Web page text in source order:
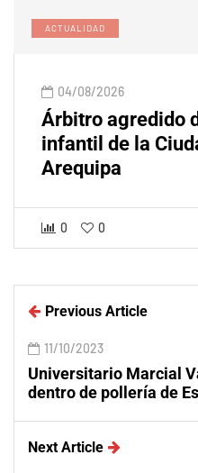
ACTUALIDAD
04/08/2026
Árbitro agredido
infantil de la
Arequipa
0 0
Previous Article
11/10/2023
Universitario Marcial
dentro de pollería de
Next Article